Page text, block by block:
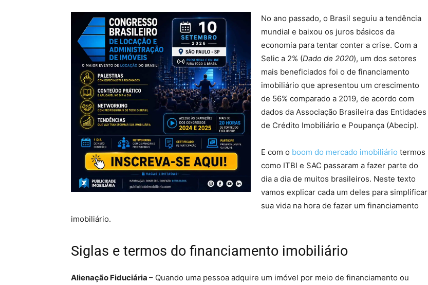
No ano passado, o Brasil seguiu a tendência
mundial e baixou os juros básicos da
economia para tentar conter a crise. Com a
Selic a 2% (Dado de 2020), um dos setores
mais beneficiados foi o de financiamento
imobiliário que apresentou um crescimento
de 56% comparado a 2019, de acordo com
dados da Associação Brasileira das Entidades
de Crédito Imobiliário e Poupança (Abecip).
E com o boom do mercado imobiliário termos
como ITBI e SAC passaram a fazer parte do
dia a dia de muitos brasileiros. Neste texto
vamos explicar cada um deles para simplificar
sua vida na hora de fazer um financiamento
imobiliário.
Siglas e termos do financiamento imobiliário
Alienação Fiduciária – Quando uma pessoa adquire um imóvel por meio de financiamento ou